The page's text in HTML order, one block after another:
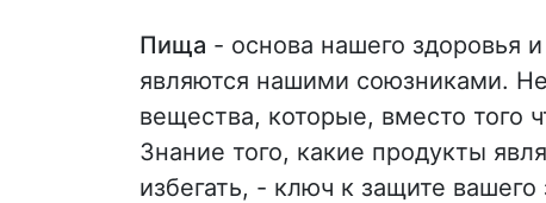
Пища - основа нашего здоровья
являются нашими союзниками.
вещества, которые, вместо того
Знание того, какие продукты
избегать, - ключ к защите